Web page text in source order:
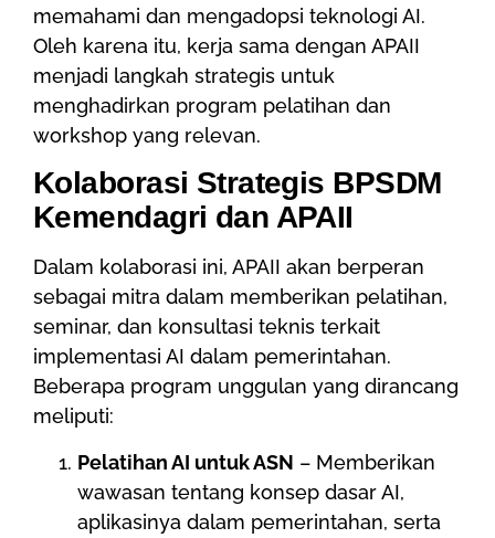
memahami dan mengadopsi teknologi AI.
Oleh karena itu, kerja sama dengan APAII
menjadi langkah strategis untuk
menghadirkan program pelatihan dan
workshop yang relevan.
Kolaborasi Strategis BPSDM
Kemendagri dan APAII
Dalam kolaborasi ini, APAII akan berperan
sebagai mitra dalam memberikan pelatihan,
seminar, dan konsultasi teknis terkait
implementasi AI dalam pemerintahan.
Beberapa program unggulan yang dirancang
meliputi:
Pelatihan AI untuk ASN – Memberikan
wawasan tentang konsep dasar AI,
aplikasinya dalam pemerintahan, serta